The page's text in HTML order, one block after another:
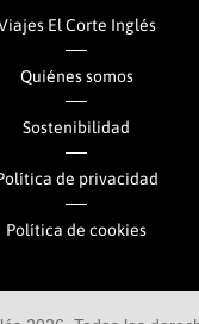
El Corte Inglés
Quiénes somos
Sostenibilidad
de privacidad
Política de cookies